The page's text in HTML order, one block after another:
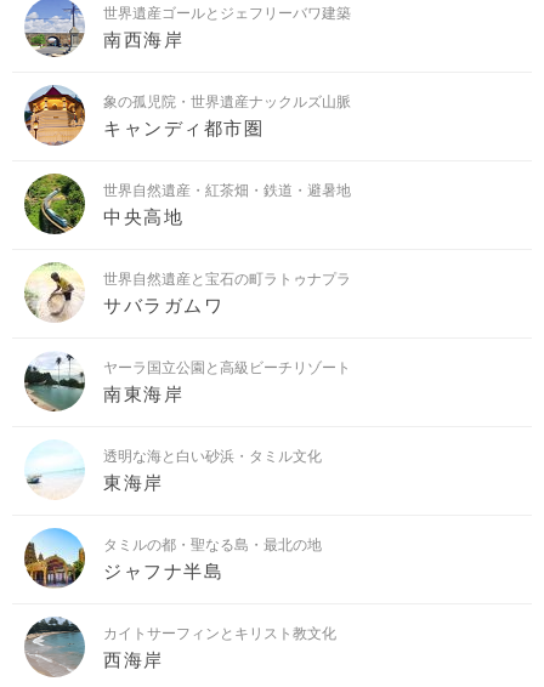
世界遺産ゴールとジェフリーバワ建築
南西海岸
象の孤児院・世界遺産ナックルズ山脈
キャンディ都市圏
世界自然遺産・紅茶畑・鉄道・避暑地
中央高地
世界自然遺産と宝石の町ラトゥナプラ
サバラガムワ
ヤーラ国立公園と高級ビーチリゾート
南東海岸
透明な海と白い砂浜・タミル文化
東海岸
タミルの都・聖なる島・最北の地
ジャフナ半島
カイトサーフィンとキリスト教文化
西海岸